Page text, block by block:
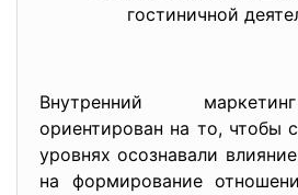
гостиничной
Внутренний
ориентирован на то, чтобы
уровнях осознавали
на формирование